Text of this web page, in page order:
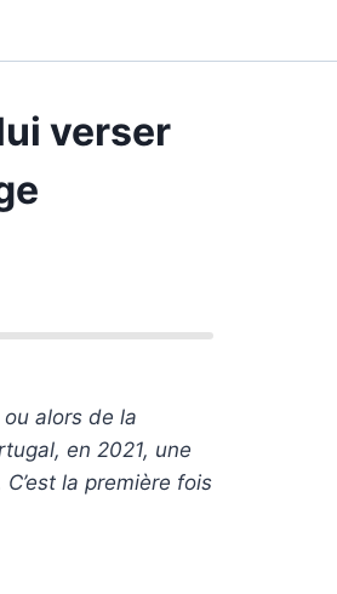
verser
alors de la
en 2021, une
la première fois